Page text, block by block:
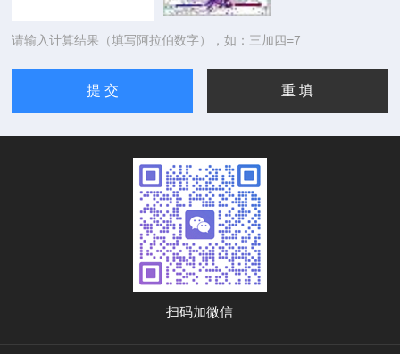
请输入计算结果（填写阿拉伯数字），如：三加四=7
扫码加微信